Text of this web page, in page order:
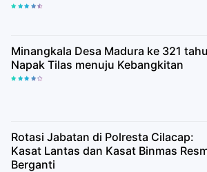
Minangkala Desa Madura ke 321
Napak Tilas menuju Kebangkitan
Rotasi Jabatan di Polresta Cilacap:
Kasat Lantas dan Kasat Binmas
Berganti